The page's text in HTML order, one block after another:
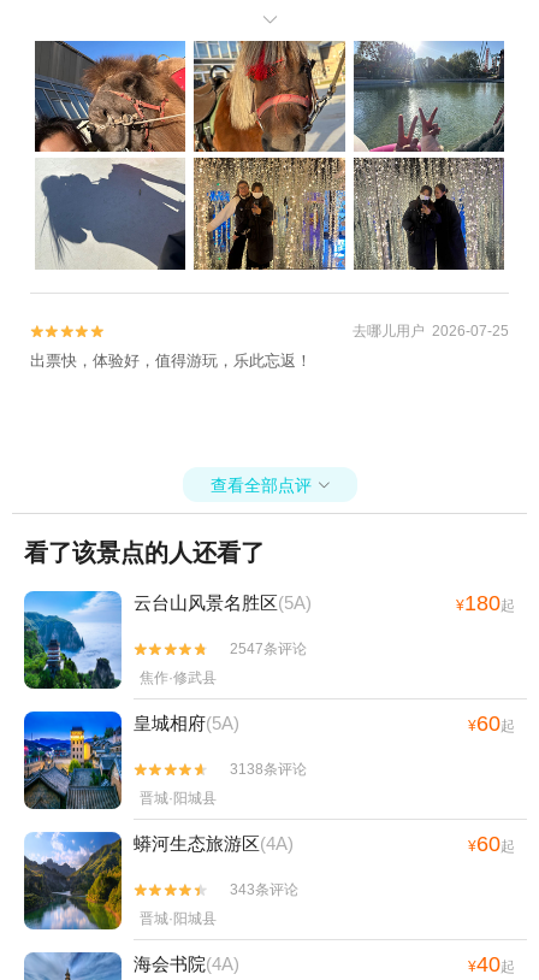
正下午的快乐是景区npc给的哈哈而且赚银票骑马游船非常不错👍这种
模式可以。下次还去。建议游玩时间从十一点开始。上午因为人少所
以就那样。景区好像还要在开发很多地方。所以下次还去。看新的场
地什么样。免费吃东西和赚银票骑马的方式非常不错👍


 去哪儿用户 2026-07-25
出票快，体验好，值得游玩，乐此忘返！
查看全部点评 
看了该景点的人还看了
云台山风景名胜区(5A) ¥180起


2547条评论
焦作·修武县
皇城相府(5A) ¥60起


3138条评论
晋城·阳城县
蟒河生态旅游区(4A) ¥60起


343条评论
晋城·阳城县
海会书院(4A) ¥40起